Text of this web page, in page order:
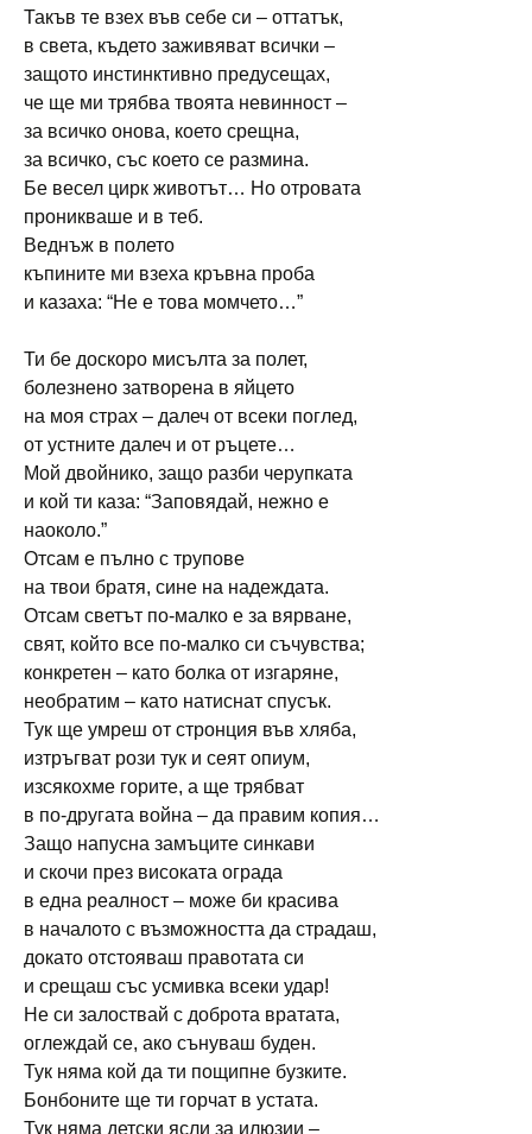
Такъв те взех във себе си – оттатък,
в света, където заживяват всички –
защото инстинктивно предусещах,
че ще ми трябва твоята невинност –
за всичко онова, което срещна,
за всичко, със което се размина.
Бе весел цирк животът… Но отровата
проникваше и в теб.
Веднъж в полето
къпините ми взеха кръвна проба
и казаха: “Не е това момчето…”
Ти бе доскоро мисълта за полет,
болезнено затворена в яйцето
на моя страх – далеч от всеки поглед,
от устните далеч и от ръцете…
Мой двойнико, защо разби черупката
и кой ти каза: “Заповядай, нежно е
наоколо.”
Отсам е пълно с трупове
на твои братя, сине на надеждата.
Отсам светът по-малко е за вярване,
свят, който все по-малко си съчувства;
конкретен – като болка от изгаряне,
необратим – като натиснат спусък.
Тук ще умреш от стронция във хляба,
изтръгват рози тук и сеят опиум,
изсякохме горите, а ще трябват
в по-другата война – да правим копия…
Защо напусна замъците синкави
и скочи през високата ограда
в една реалност – може би красива
в началото с възможността да страдаш,
докато отстояваш правотата си
и срещаш със усмивка всеки удар!
Не си залоствай с доброта вратата,
оглеждай се, ако сънуваш буден.
Тук няма кой да ти пощипне бузките.
Бонбоните ще ти горчат в устата.
Тук няма детски ясли за илюзии –